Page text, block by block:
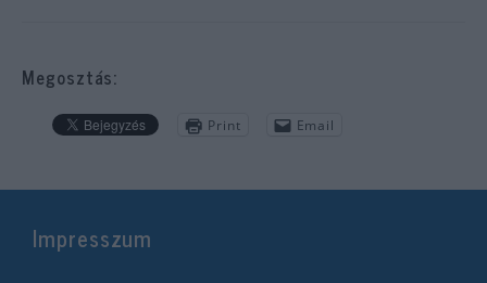
Megosztás:
Print Email
Impresszum